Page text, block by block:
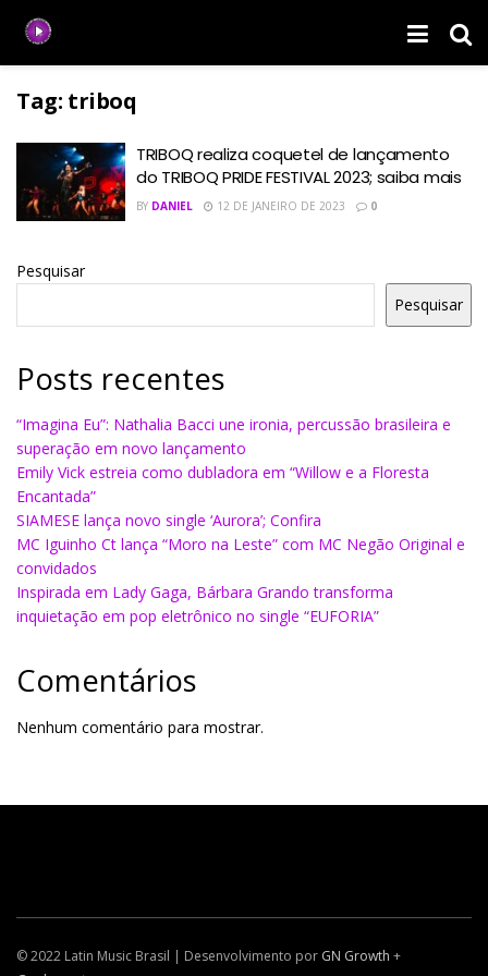
Tag: triboq
TRIBOQ realiza coquetel de lançamento
do TRIBOQ PRIDE FESTIVAL 2023; saiba mais
BY DANIEL 12 DE JANEIRO DE 2023 0
Pesquisar
Pesquisar
Posts recentes
“Imagina Eu”: Nathalia Bacci une ironia, percussão brasileira e
superação em novo lançamento
Emily Vick estreia como dubladora em “Willow e a Floresta
Encantada”
SIAMESE lança novo single ‘Aurora’; Confira
MC Iguinho Ct lança “Moro na Leste” com MC Negão Original e
convidados
Inspirada em Lady Gaga, Bárbara Grando transforma
inquietação em pop eletrônico no single “EUFORIA”
Comentários
Nenhum comentário para mostrar.
© 2022 Latin Music Brasil | Desenvolvimento por GN Growth +